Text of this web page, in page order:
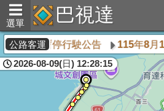
選單 巴視達
公路客運
車輛暫停行駛公告 115年8月
2026-08-09(日) 12:28:15